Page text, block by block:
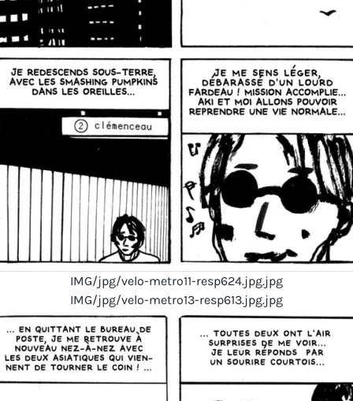
IMG/jpg/velo-metro11-resp624.jpg.jpg
IMG/jpg/velo-metro13-resp613.jpg.jpg